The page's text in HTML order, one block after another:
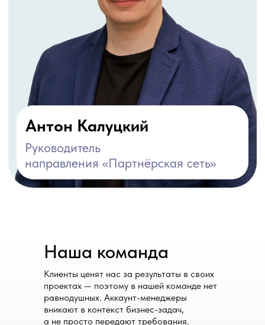
Наша команда
Клиенты ценят нас за результаты в своих
проектах — поэтому в нашей команде нет
равнодушных. Аккаунт-менеджеры
вникают в контекст бизнес-задач,
а не просто передают требования.
Нам доверяют крупные